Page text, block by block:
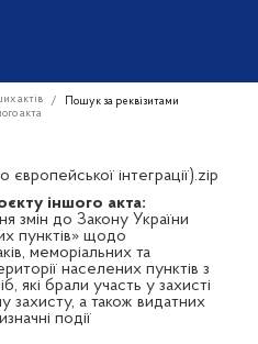
актів
Пошук за реквізитами
акта
інтеграції).zip
іншого акта:
змін до Закону України
пунктів» щодо
меморіальних та
населених пунктів з
які брали участь у захисті
захисту, а також видатних
події